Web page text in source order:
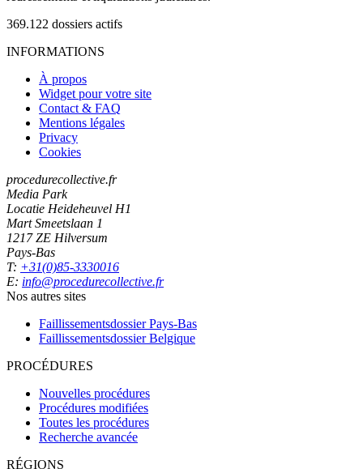
369.122 dossiers actifs
INFORMATIONS
À propos
Widget pour votre site
Contact & FAQ
Mentions légales
Privacy
Cookies
procedurecollective.fr
Media Park
Locatie Heideheuvel H1
Mart Smeetslaan 1
1217 ZE Hilversum
Pays-Bas
T: +31(0)85-3330016
E: info@procedurecollective.fr
Nos autres sites
Faillissementsdossier Pays-Bas
Faillissementsdossier Belgique
PROCÉDURES
Nouvelles procédures
Procédures modifiées
Toutes les procédures
Recherche avancée
RÉGIONS